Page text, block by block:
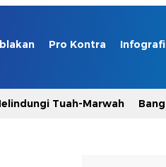
Pro Kontra
Tuah-Marwah